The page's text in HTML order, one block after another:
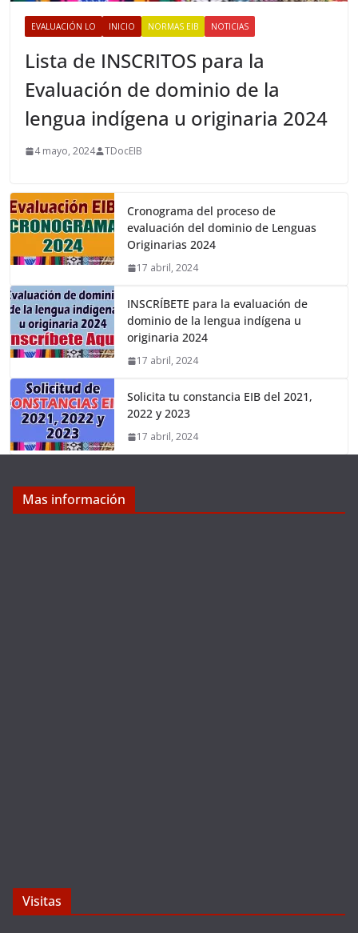
EVALUACIÓN LO INICIO NORMAS EIB NOTICIAS
Lista de INSCRITOS para la
Evaluación de dominio de la
lengua indígena u originaria 2024
4 mayo, 2024 TDocEIB
Cronograma del proceso de
evaluación del dominio de Lenguas
Originarias 2024
17 abril, 2024
INSCRÍBETE para la evaluación de
dominio de la lengua indígena u
originaria 2024
17 abril, 2024
Solicita tu constancia EIB del 2021,
2022 y 2023
17 abril, 2024
Mas información
Visitas